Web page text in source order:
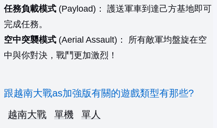
任務負載模式 (Payload)： 護送軍車到達己方基地即可
完成任務。
空中突襲模式 (Aerial Assault)： 所有敵軍均盤旋在空
中與你對決，戰鬥更加激烈！
跟越南大戰as加強版有關的遊戲類型有那些?
越南大戰
單機 單人